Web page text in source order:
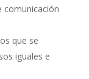
comunicación
que se
iguales e